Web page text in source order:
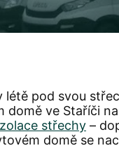
létě pod svou
domě ve Staříči
střechy –
domě se